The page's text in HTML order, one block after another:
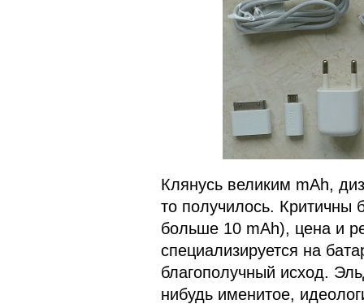
Клянусь великим mAh,
то получилось. Критичны
больше 10 mAh), цена и
специализируется на
благополучный исход.
нибудь именитое,